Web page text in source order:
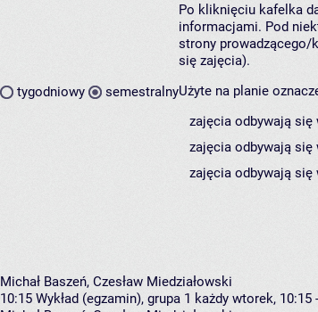
tygodniowy semestralny
Po kliknięciu kafelka
informacjami. Pod
strony prowadzącego/
się zajęcia).
Użyte na planie
zajęcia odbywają się
zajęcia odbywają się
zajęcia odbywają się
Michał Baszeń, Czesław Miedziałowski
10:15 Wykład (egzamin), grupa 1 każdy wtorek, 10:15